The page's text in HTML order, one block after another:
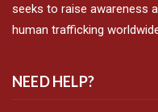
seeks to raise awareness
human trafficking
NEED HELP?